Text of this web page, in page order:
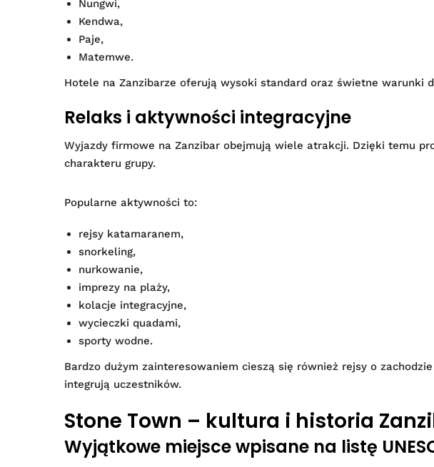
Nungwi,
Kendwa,
Paje,
Matemwe.
Hotele na Zanzibarze oferują wysoki standard oraz świetne warunki
Relaks i aktywności integracyjne
Wyjazdy firmowe na Zanzibar obejmują wiele atrakcji. Dzięki temu
charakteru grupy.
Popularne aktywności to:
rejsy katamaranem,
snorkeling,
nurkowanie,
imprezy na plaży,
kolacje integracyjne,
wycieczki quadami,
sporty wodne.
Bardzo dużym zainteresowaniem cieszą się również rejsy o
integrują uczestników.
Stone Town – kultura i historia
Wyjątkowe miejsce wpisane na listę